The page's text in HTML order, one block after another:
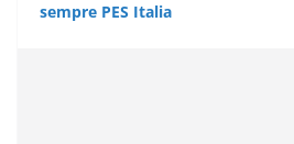
sempre PES Italia